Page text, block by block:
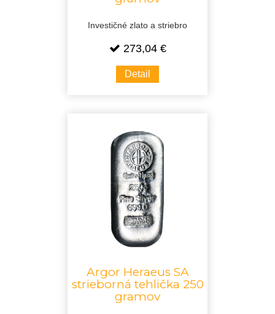
Investičné zlato a striebro
273,04 €
Detail
Argor Heraeus SA
strieborná tehlička 250
gramov